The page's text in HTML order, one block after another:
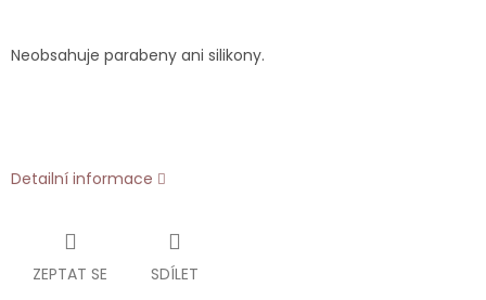
Neobsahuje parabeny ani silikony.
Detailní informace
ZEPTAT SE SDÍLET